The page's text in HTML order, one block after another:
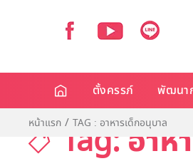
ตั้งครรภ์ พัฒนา
หน้าแรก TAG : อาหารเด็กอนุบาล
Tag: อาห